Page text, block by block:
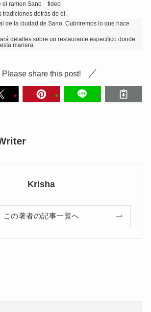
el ramen Sano
fideo
tradiciones detrás de él.
de la ciudad de Sano. Cubriremos lo que hace
detalles sobre un restaurante específico donde
manera
Please share this post!
Krisha
この著者の記事一覧へ